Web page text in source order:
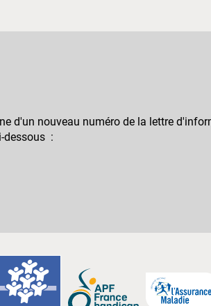
d'un nouveau numéro de la lettre
dessous :